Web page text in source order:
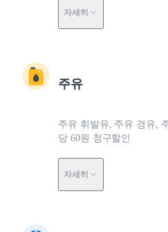
자세히
주유
주유 휘발유, 주유 경유,
당 60원 청구할인
자세히